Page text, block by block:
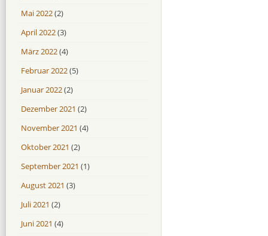
Mai 2022(2)
April 2022(3)
März 2022(4)
Februar 2022(5)
Januar 2022(2)
Dezember 2021 (2)
November 2021 (4)
Oktober 2021 (2)
September 2021 (1)
August 2021 (3)
Juli 2021 (2)
Juni 2021 (4)